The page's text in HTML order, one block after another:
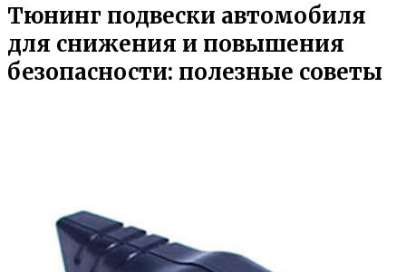
Тюнинг подвески автомобиля
для снижения и повышения
безопасности: полезные советы